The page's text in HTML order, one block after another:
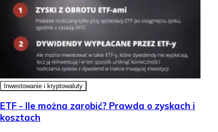
Inwestowanie i kryptowaluty
ETF - Ile można zarobić? Prawda o zyskach i
kosztach